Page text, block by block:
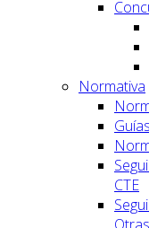
Normativa
CTE